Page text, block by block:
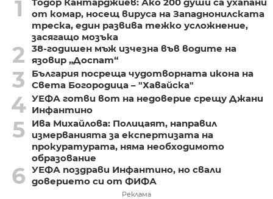
1
от комар, носещ вируса на Западнонилската
треска, един развива тежко усложнение,
засягащо мозъка
2
38-годишен мъж изчезна във водите на
язовир „Доспат“
3
България посреща чудотворната икона на
Света Богородица – "Хавайска"
4 УЕФА готви вот на недоверие срещу Джани
Инфантино
5
Ива Михайлова: Полицаят, направил
измерванията за експертизата на
прокуратурата, няма необходимото
образование
6 УЕФА поздрави Инфантино, но свали
доверието си от ФИФА
Реклама